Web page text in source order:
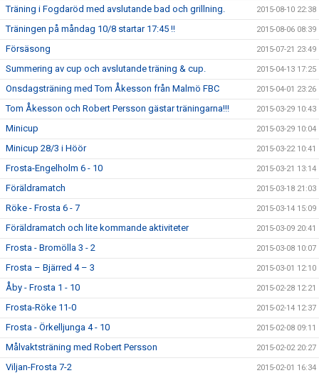
Träning i Fogdaröd med avslutande bad och grillning. 2015-08-10 22:38
Träningen på måndag 10/8 startar 17:45 !! 2015-08-06 08:39
Försäsong 2015-07-21 23:49
Summering av cup och avslutande träning & cup. 2015-04-13 17:25
Onsdagsträning med Tom Åkesson från Malmö FBC 2015-04-01 23:26
Tom Åkesson och Robert Persson gästar träningarna!!! 2015-03-29 10:43
Minicup 2015-03-29 10:04
Minicup 28/3 i Höör 2015-03-22 10:41
Frosta-Engelholm 6 - 10 2015-03-21 13:14
Föräldramatch 2015-03-18 21:03
Röke - Frosta 6 - 7 2015-03-14 15:09
Föräldramatch och lite kommande aktiviteter 2015-03-09 20:41
Frosta - Bromölla 3 - 2 2015-03-08 10:07
Frosta – Bjärred 4 – 3 2015-03-01 12:10
Åby - Frosta 1 - 10 2015-02-28 12:21
Frosta-Röke 11-0 2015-02-14 12:37
Frosta - Örkelljunga 4 - 10 2015-02-08 09:11
Målvaktsträning med Robert Persson 2015-02-02 20:27
Viljan-Frosta 7-2 2015-02-01 16:34